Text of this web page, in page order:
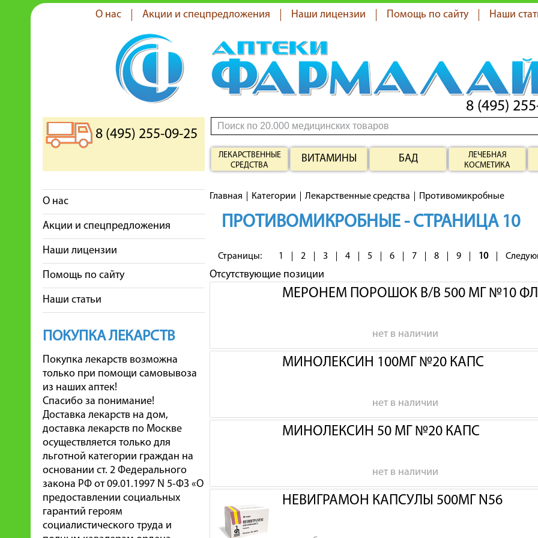
О нас Акции и спецпредложения Наши лицензии Помощь по сайту Наши
8 (495)
8 (495) 255-09-25
ЛЕКАРСТВЕННЫЕ
СРЕДСТВА
ВИТАМИНЫ БАД
ЛЕЧЕБНАЯ
КОСМЕТИКА
О нас
Акции и спецпредложения
Наши лицензии
Помощь по сайту
Наши статьи
ПОКУПКА ЛЕКАРСТВ
Покупка лекарств возможна
только при помощи самовывоза
из наших аптек!
Спасибо за понимание!
Доставка лекарств на дом,
доставка лекарств по Москве
осуществляется только для
льготной категории граждан на
основании ст. 2 Федерального
закона РФ от 09.01.1997 N 5-ФЗ «О
предоставлении социальных
гарантий героям
социалистического труда и
Главная Категории Лекарственные средства Противомикробные
ПРОТИВОМИКРОБНЫЕ - СТРАНИЦА 10
Страницы: 1 2 3 4 5 6 7 8 9 10
Отсутствующие позиции
МЕРОНЕМ ПОРОШОК В/В 500 МГ №10
нет в наличии
МИНОЛЕКСИН 100МГ №20 КАПС
нет в наличии
МИНОЛЕКСИН 50 МГ №20 КАПС
нет в наличии
НЕВИГРАМОН КАПСУЛЫ 500МГ N56